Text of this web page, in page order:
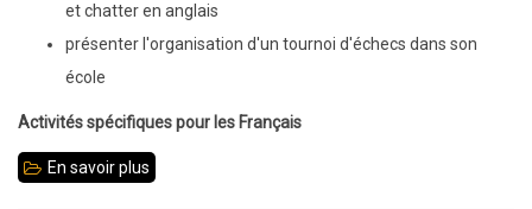
et chatter en anglais
présenter l'organisation d'un tournoi d'échecs dans son
école
Activités spécifiques pour les Français
En savoir plus